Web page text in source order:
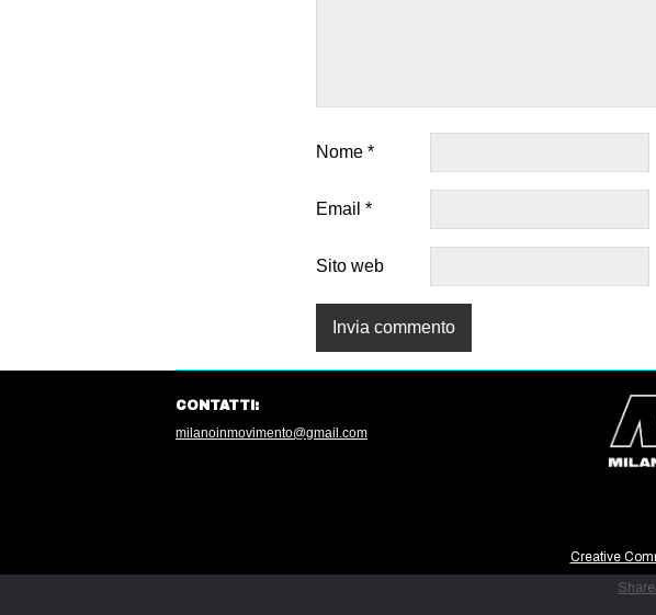
Nome *
Email *
Sito web
Creative
CONTATTI:
milanoinmovimento@gmail.com